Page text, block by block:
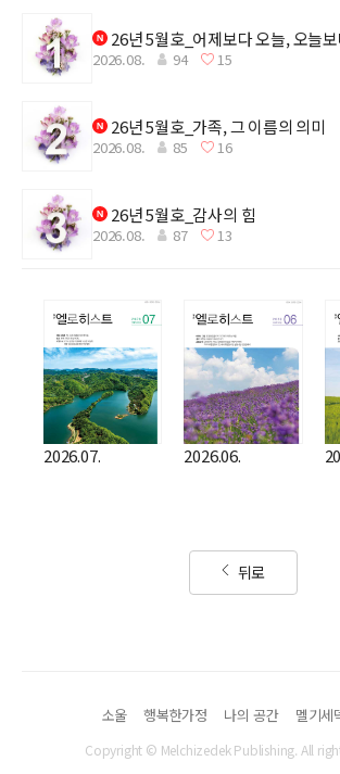
26년 5월호_어제보다 오늘, 오늘
깊어지는 감사
2026.08. 94 15
26년 5월호_가족, 그 이름의 의미
2026.08. 85 16
26년 5월호_감사의 힘
2026.08. 87 13
2026.07. 2026.06.
뒤로
소울 행복한가정 나의 공간 멜기세
Copyright © Melchizedek Publishing. All